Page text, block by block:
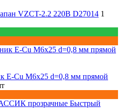
VZCT-2.2 220В D27014 1
E-Cu M6x25 d=0,8 мм прямой
Быстрый